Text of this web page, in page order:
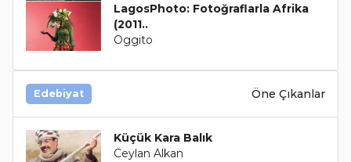
LagosPhoto: Fotoğraflarla Afrika
(2011..
Oggito
Edebiyat Öne Çıkanlar
Küçük Kara Balık
Ceylan Alkan